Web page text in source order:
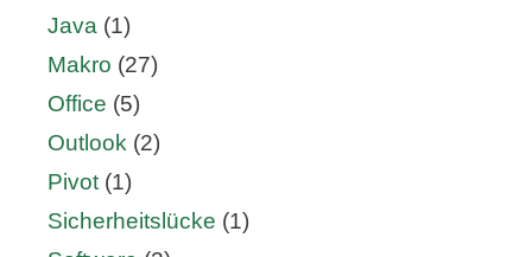
Java (1)
Makro (27)
Office (5)
Outlook (2)
Pivot (1)
Sicherheitslücke (1)